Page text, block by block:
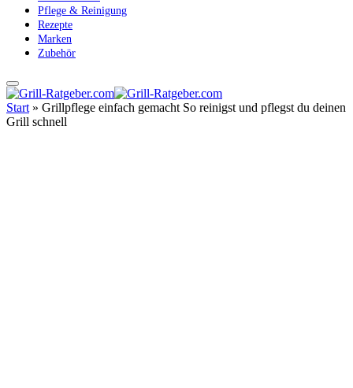
Pflege & Reinigung
Rezepte
Marken
Zubehör
Start » Grillpflege einfach gemacht So reinigst und pflegst du deinen
Grill schnell